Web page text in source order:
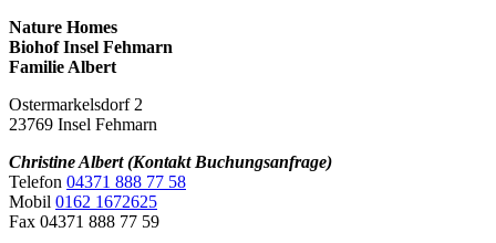
Nature Homes
Biohof Insel Fehmarn
Familie Albert
Ostermarkelsdorf 2
23769 Insel Fehmarn
Christine Albert (Kontakt Buchungsanfrage)
Telefon 04371 888 77 58
Mobil 0162 1672625
Fax 04371 888 77 59